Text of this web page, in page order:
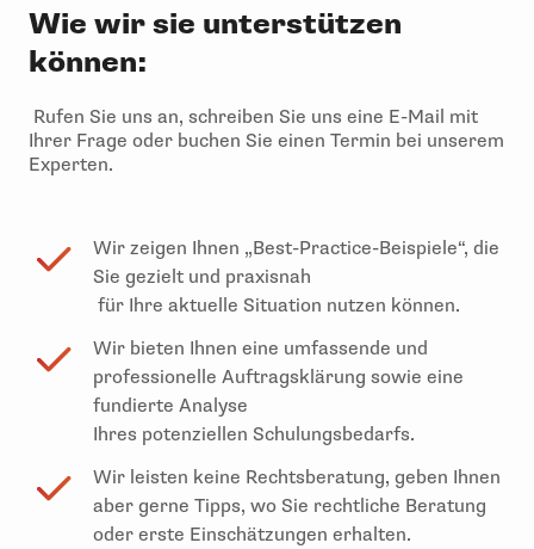
Wie wir sie unterstützen
können:
Rufen Sie uns an, schreiben Sie uns eine E-Mail mit
Ihrer Frage oder buchen Sie einen Termin bei unserem
Experten.
Wir zeigen Ihnen „Best-Practice-Beispiele“, die
Sie gezielt und praxisnah
für Ihre aktuelle Situation nutzen können.
Wir bieten Ihnen eine umfassende und
professionelle Auftragsklärung sowie eine
fundierte Analyse
Ihres potenziellen Schulungsbedarfs.
Wir leisten keine Rechtsberatung, geben Ihnen
aber gerne Tipps, wo Sie rechtliche Beratung
oder erste Einschätzungen erhalten.